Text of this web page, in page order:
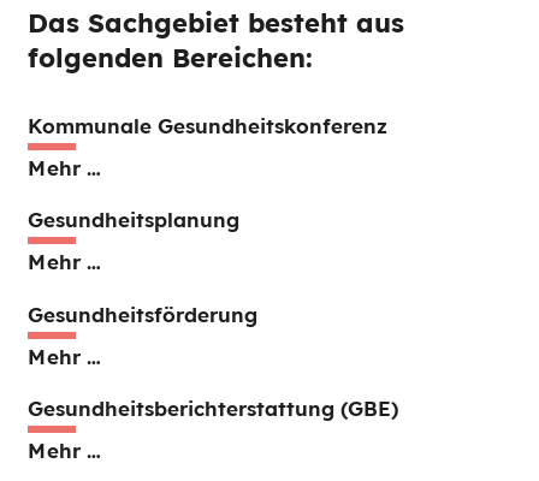
Das Sachgebiet besteht aus
folgenden Bereichen:
Kommunale Gesundheitskonferenz
Mehr …
Gesundheitsplanung
Mehr …
Gesundheitsförderung
Mehr …
Gesundheitsberichterstattung (GBE)
Mehr …